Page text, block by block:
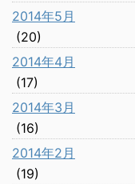
2014年5月
(20)
2014年4月
(17)
2014年3月
(16)
2014年2月
(19)